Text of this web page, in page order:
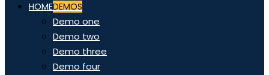
HOMEDEMOS
Demo one
Demo two
Demo three
Demo four